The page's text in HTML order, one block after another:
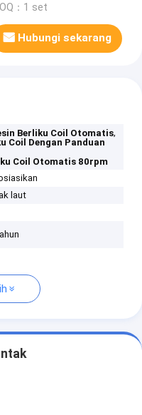
：1 set
Hubungi sekarang
Berliku Coil Otomatis,
Coil Dengan Panduan
Coil Otomatis 80rpm
laut